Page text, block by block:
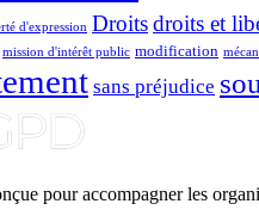
d'expression Droits droits et
mission d'intérêt public modification
sans préjudice
pour accompagner les